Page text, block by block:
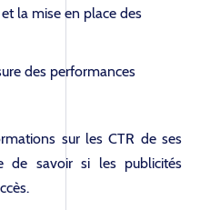
la mise en place des
des performances
sur les CTR de ses
de savoir si les publicités